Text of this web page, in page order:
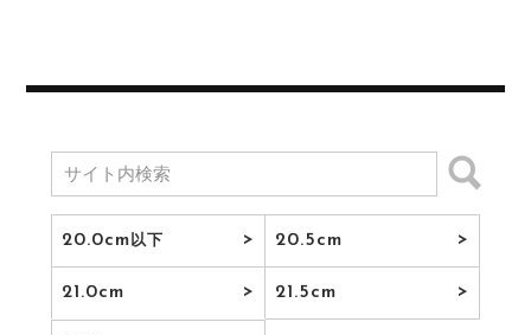
20.0cm以下 20.5cm
21.0cm 21.5cm